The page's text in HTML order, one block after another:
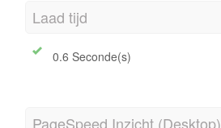
Laad tijd
0.6 Seconde(s)
PageSpeed Inzicht (Desktop)